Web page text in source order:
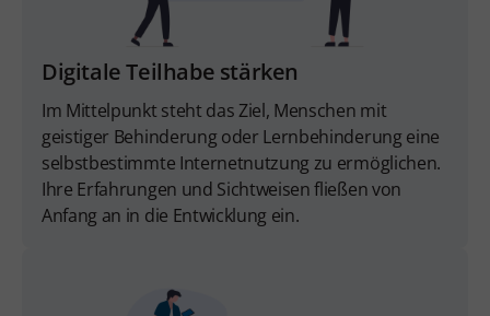
Digitale Teilhabe stärken
Im Mittelpunkt steht das Ziel, Menschen mit
geistiger Behinderung oder Lernbehinderung eine
selbstbestimmte Internetnutzung zu ermöglichen.
Ihre Erfahrungen und Sichtweisen fließen von
Anfang an in die Entwicklung ein.